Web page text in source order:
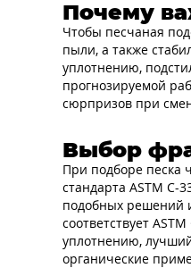
Почему
Чтобы песчаная
пыли, а также
уплотнению,
прогнозируемой
сюрпризов при
Выбор
При подборе песка
стандарта ASTM C-
подобных решений
соответствует
уплотнению,
органические